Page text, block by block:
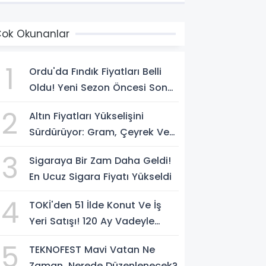
Okunanlar
1
Ordu'da Fındık Fiyatları Belli
Oldu! Yeni Sezon Öncesi Son
2
Altın Fiyatları Yükselişini
Sürdürüyor: Gram, Çeyrek Ve
Oldu?
3
Sigaraya Bir Zam Daha Geldi!
En Ucuz Sigara Fiyatı Yükseldi
4
TOKİ'den 51 İlde Konut Ve İş
Yeri Satışı! 120 Ay Vadeyle
5
TEKNOFEST Mavi Vatan Ne